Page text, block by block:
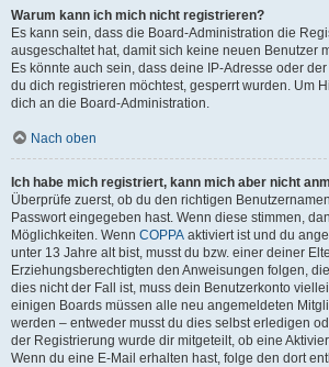
Warum kann ich mich nicht registrieren?
Es kann sein, dass die Board-Administration die
ausgeschaltet hat, damit sich keine neuen Benutzer
Es könnte auch sein, dass deine IP-Adresse oder
du dich registrieren möchtest, gesperrt wurden. Um
dich an die Board-Administration.
Nach oben
Ich habe mich registriert, kann mich aber nicht
Überprüfe zuerst, ob du den richtigen
Passwort eingegeben hast. Wenn diese stimmen,
Möglichkeiten. Wenn COPPA aktiviert ist und du
unter 13 Jahre alt bist, musst du bzw. einer deiner
Erziehungsberechtigten den Anweisungen folgen,
dies nicht der Fall ist, muss dein Benutzerkonto
einigen Boards müssen alle neu angemeldeten
werden – entweder musst du dies selbst erledigen
der Registrierung wurde dir mitgeteilt, ob eine
Wenn du eine E-Mail erhalten hast, folge den dort